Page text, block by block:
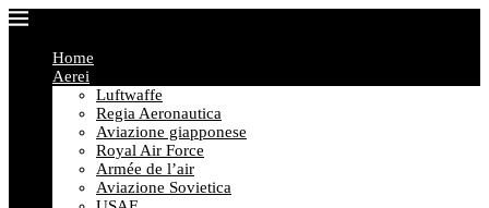
Home
Aerei
Luftwaffe
Regia Aeronautica
Aviazione giapponese
Royal Air Force
Armée de l’air
Aviazione Sovietica